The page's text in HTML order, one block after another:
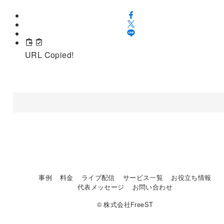
URL Copied!
事例 料金 ライブ配信 サービス一覧
お役立ち情報
代表メッセージ
お問い合わせ
© 株式会社FreeST